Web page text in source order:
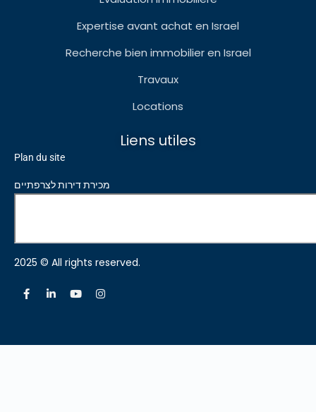
Expertise avant achat en Israel
Recherche bien immobilier en Israel
Travaux
Locations
Liens utiles
Plan du site
מכירת דירות לצרפתיים
2025 © All rights reserved.